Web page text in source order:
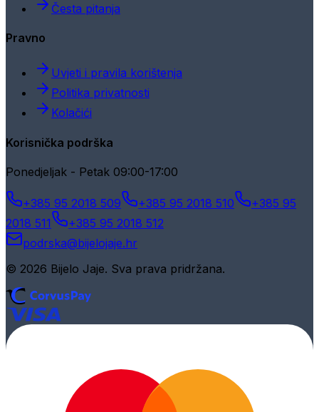
Česta pitanja
Pravno
Uvjeti i pravila korištenja
Politika privatnosti
Kolačići
Korisnička podrška
Ponedjeljak - Petak 09:00-17:00
+385 95 2018 509 +385 95 2018 510
+385 95
2018 511
+385 95 2018 512
podrska@bijelojaje.hr
© 2026 Bijelo Jaje. Sva prava pridržana.